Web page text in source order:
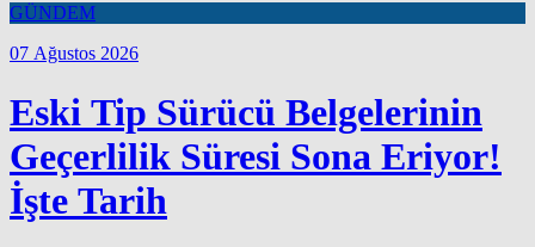
GÜNDEM
07 Ağustos 2026
Eski Tip Sürücü Belgelerinin
Geçerlilik Süresi Sona Eriyor!
İşte Tarih